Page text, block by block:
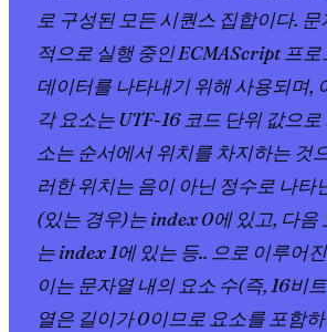
로 구성된 모든 시퀀스 집합이다.
적으로 실행 중인 ECMAScript 프
데이터를 나타내기 위해 사용되며,
각 요소는 UTF-16 코드 단위 값으
소는 순서에서 위치를 차지하는 것
러한 위치는 음이 아닌 정수로 나타
(있는 경우)는 index 0에 있고, 다음
는 index 1에 있는 등.. 으로 이루어
이는 문자열 내의 요소 수(즉, 16비
열은 길이가 0이므로 요소를 포함